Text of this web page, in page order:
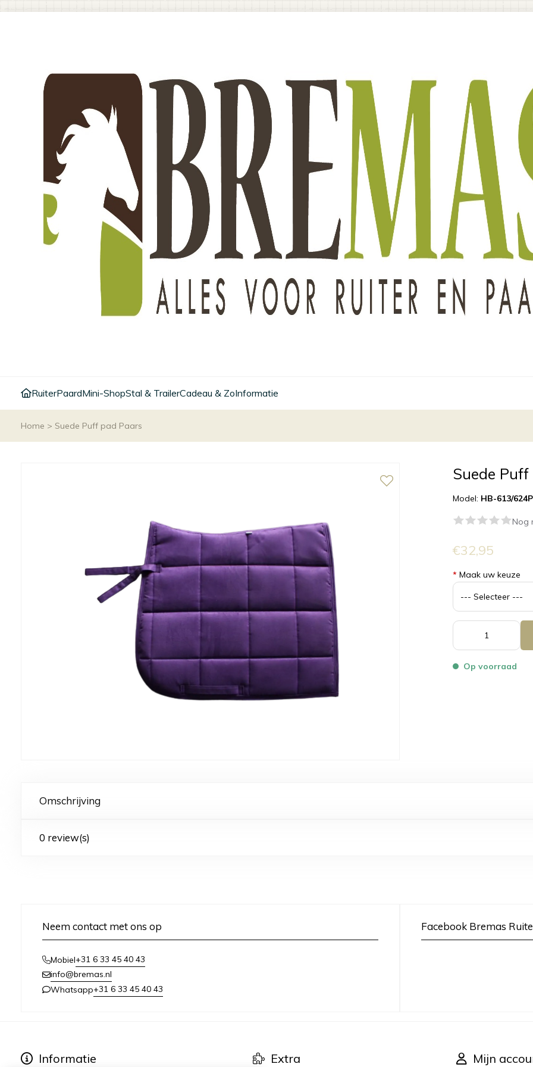
RuiterPaardMini-ShopStal & TrailerCadeau & ZoInformatie
Home > Suede Puff pad Paars
Suede
Model: HB-613/
Nog
€32,95
* Maak uw keuze
Op voorraad
Omschrijving
0 review(s)
Neem contact met ons op
Mobiel+31 6 33 45 40 43
info@bremas.nl
Whatsapp+31 6 33 45 40 43
Facebook Bremas
Informatie Extra Mijn